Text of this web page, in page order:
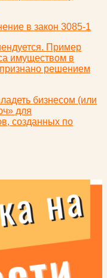
в закон 3085-1
Пример
имуществом в
признано решением
бизнесом (или
для
созданных по